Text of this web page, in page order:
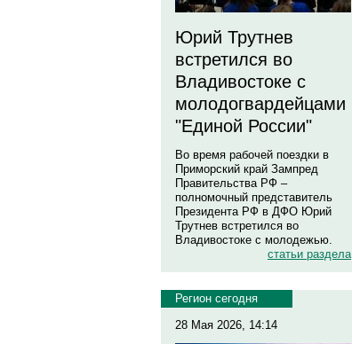
Юрий Трутнев
встретился во
Владивостоке с
молодогвардейцами
"Единой России"
Во время рабочей поездки в
Приморский край Зампред
Правительства РФ –
полномочный представитель
Президента РФ в ДФО Юрий
Трутнев встретился во
Владивостоке с молодежью.
статьи раздела
Регион сегодня
28 Мая 2026, 14:14